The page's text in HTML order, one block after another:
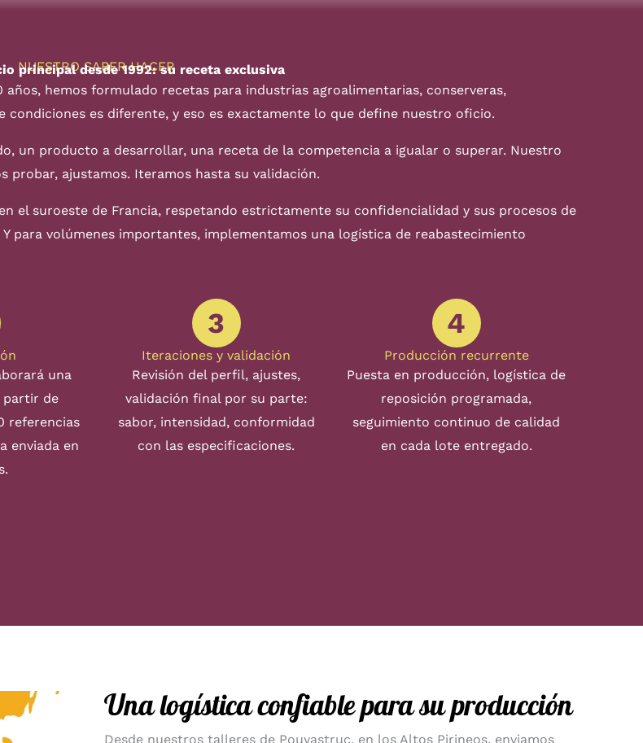
NUESTRO SABER HACER
principal desde 1992: su receta exclusiva
hemos formulado recetas para industrias agroalimentarias, conserveras,
condiciones es diferente, y eso es exactamente lo que define nuestro oficio.
un producto a desarrollar, una receta de la competencia a igualar o superar. Nuestro
probar, ajustamos. Iteramos hasta su validación.
el suroeste de Francia, respetando estrictamente su confidencialidad y sus procesos de
para volúmenes importantes, implementamos una logística de reabastecimiento
una
partir de
referencias
enviada en
3
Iteraciones y validación
Revisión del perfil, ajustes,
validación final por su parte:
sabor, intensidad, conformidad
con las especificaciones.
4
Producción recurrente
Puesta en producción, logística de
reposición programada,
seguimiento continuo de calidad
en cada lote entregado.
Una logística confiable para su producción
Desde nuestros talleres de Pouyastruc, en los Altos Pirineos, enviamos